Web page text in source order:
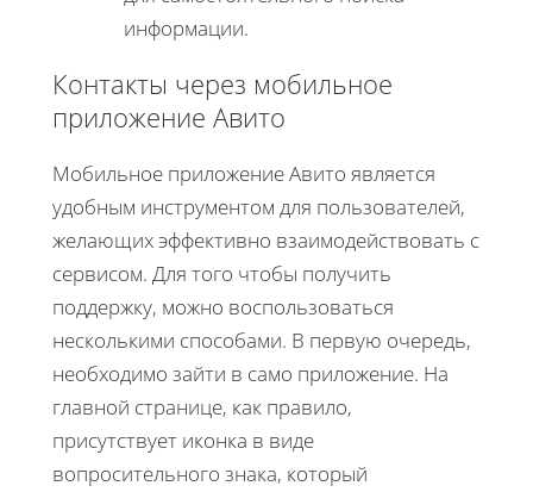
информации.
Контакты через мобильное
приложение Авито
Мобильное приложение Авито является
удобным инструментом для пользователей,
желающих эффективно взаимодействовать с
сервисом. Для того чтобы получить
поддержку, можно воспользоваться
несколькими способами. В первую очередь,
необходимо зайти в само приложение. На
главной странице, как правило,
присутствует иконка в виде
вопросительного знака, который